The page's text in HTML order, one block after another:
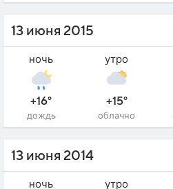
13 июня 2015
ночь
+16°
дождь
утро
+15°
облачно
13 июня 2014
ночь утро